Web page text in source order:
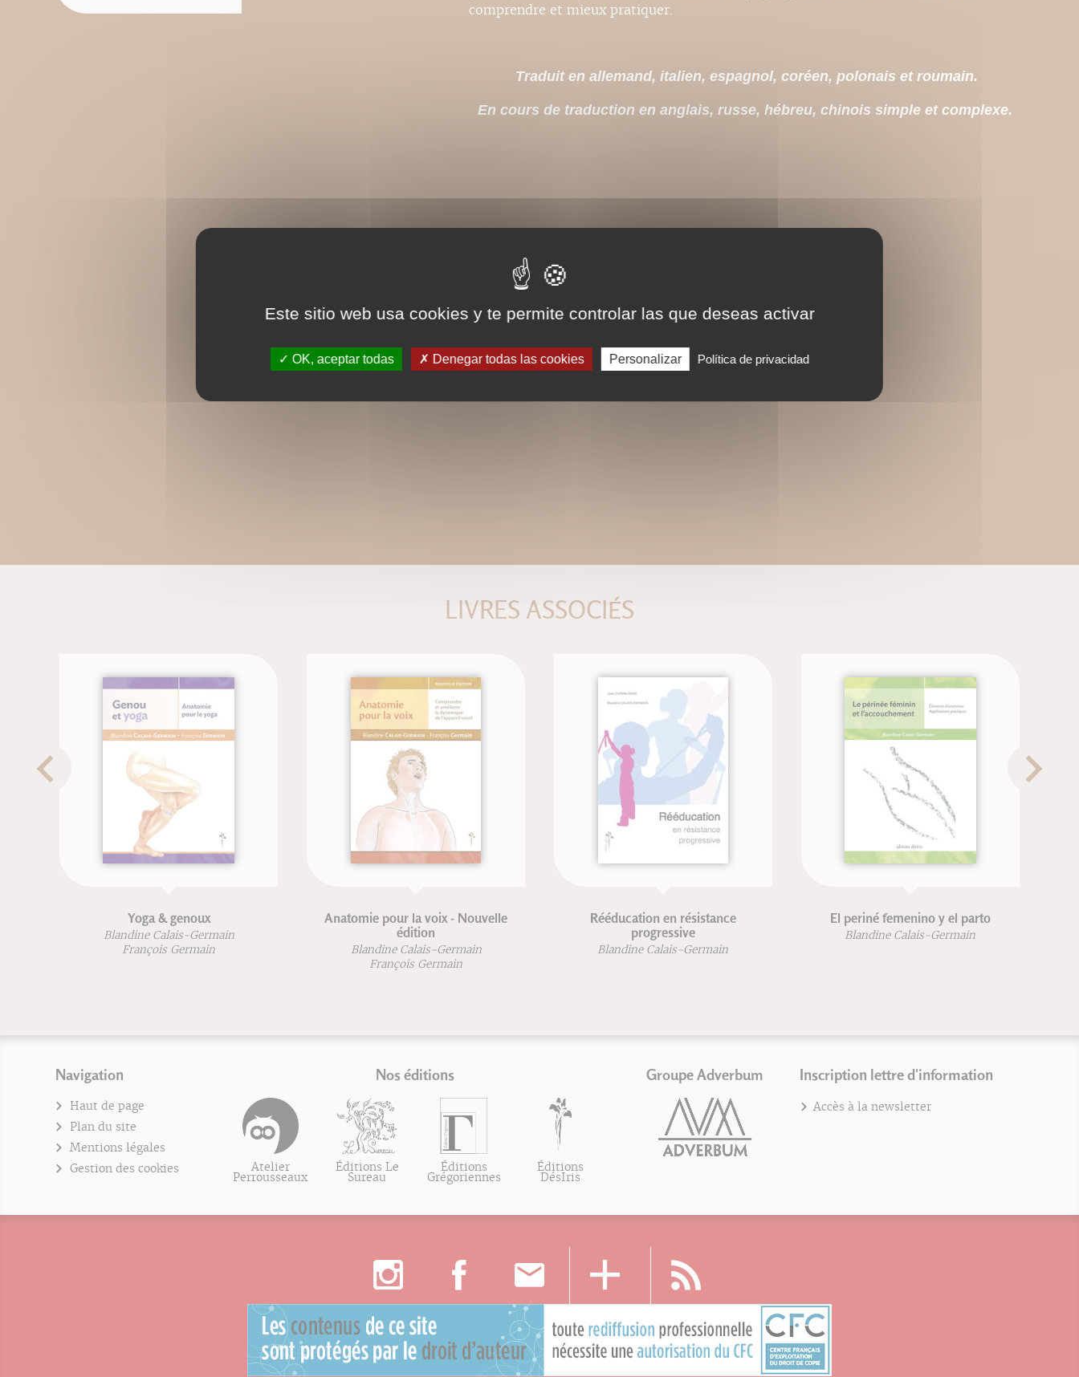
comprendre et mieux pratiquer.
Traduit en allemand, italien, espagnol, coréen, polonais et roumain.
En cours de traduction en anglais, russe, hébreu, chinois simple et complexe.
LIVRES ASSOCIÉS
Yoga & genoux
Blandine Calais-Germain
François Germain
Anatomie pour la voix - Nouvelle
Blandine Calais-Germain
François Germain
Rééducation en résistance
Blandine Calais-Germain
El periné femenino y el parto
Blandine Calais-Germain
Navigation
Haut de page
Plan du site
Mentions légales
Gestion des cookies
Nos éditions
Atelier
Perrousseaux
Éditions Le
Sureau
Éditions
Grégoriennes
Éditions
DésIris
Groupe Adverbum Inscription lettre d'information
Accès à la newsletter
Este sitio web usa cookies y te permite controlar las que deseas activar
OK, aceptar todas Denegar todas las cookies Personalizar Política de privacidad